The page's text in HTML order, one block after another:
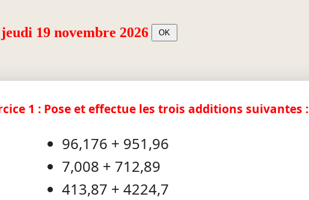
jeudi 19 novembre 2026
1 : Pose et effectue les trois additions suivantes :
96,176 + 951,96
7,008 + 712,89
413,87 + 4224,7